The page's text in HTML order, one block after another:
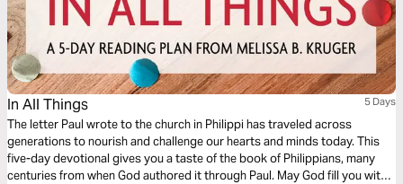
In All Things 5 Days
The letter Paul wrote to the church in Philippi has traveled across
generations to nourish and challenge our hearts and minds today. This
five-day devotional gives you a taste of the book of Philippians, many
centuries from when God authored it through Paul. May God fill you with